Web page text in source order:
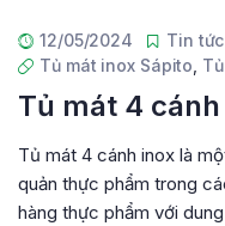
12/05/2024
Tin tức
Tủ mát inox Sápito
Tủ mát 4
Tủ mát 4 cánh inox là
quản thực phẩm trong
hàng thực phẩm với